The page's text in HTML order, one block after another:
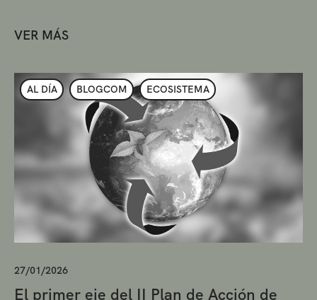
VER MÁS
AL DÍA BLOGCOM ECOSISTEMA
27/01/2026
El primer eje del II Plan de Acción de